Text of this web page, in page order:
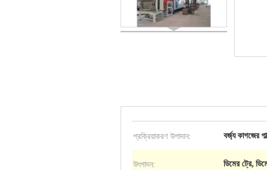
প্রক্রিয়াকরণ উপাদান: বর্জ্য কাগজের
উৎপাদন: ডিমের ট্রে,